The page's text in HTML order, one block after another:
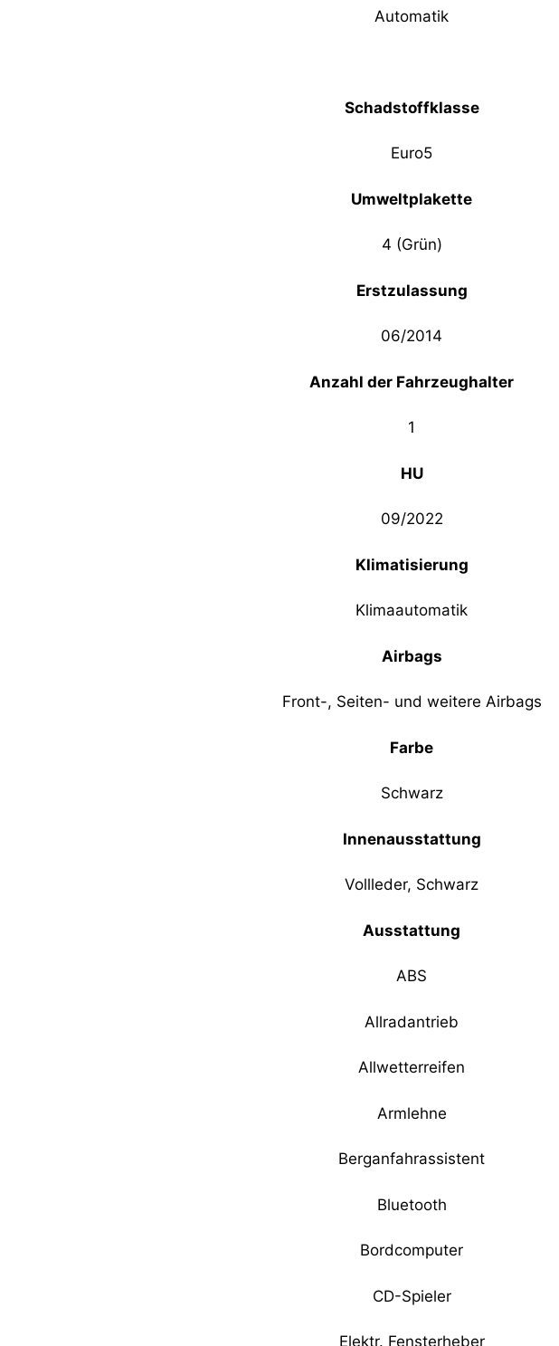
Automatik
Schadstoffklasse
Euro5
Umweltplakette
4 (Grün)
Erstzulassung
06/2014
Anzahl der Fahrzeughalter
1
HU
09/2022
Klimatisierung
Klimaautomatik
Airbags
Front-, Seiten- und weitere Airbags
Farbe
Schwarz
Innenausstattung
Vollleder, Schwarz
Ausstattung
ABS
Allradantrieb
Allwetterreifen
Armlehne
Berganfahrassistent
Bluetooth
Bordcomputer
CD-Spieler
Elektr. Fensterheber